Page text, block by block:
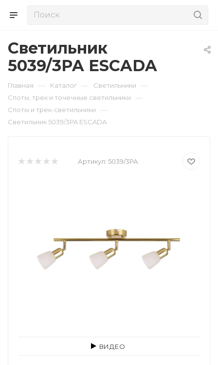
Cветильник
5039/3PA ESCADA
Главная — Каталог — Светильники —
Споты, трек и точечные светильники —
Споты и трек-светильники —
Cветильник 5039/3PA ESCADA
Артикул: 5039/3PA
ВИДЕО